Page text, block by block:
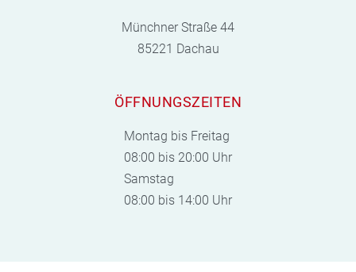
Münchner Straße 44
85221 Dachau
ÖFFNUNGSZEITEN
Montag bis Freitag
08:00 bis 20:00 Uhr
Samstag
08:00 bis 14:00 Uhr